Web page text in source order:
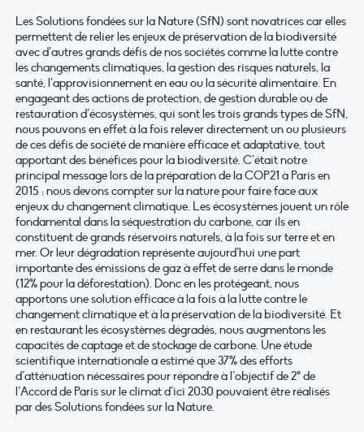
Les Solutions fondées sur la Nature (SfN) sont novatrices car elles
permettent de relier les enjeux de préservation de la biodiversité
avec d’autres grands défis de nos sociétés comme la lutte contre
les changements climatiques, la gestion des risques naturels, la
santé, l’approvisionnement en eau ou la sécurité alimentaire. En
engageant des actions de protection, de gestion durable ou de
restauration d’écosystèmes, qui sont les trois grands types de SfN,
nous pouvons en effet à la fois relever directement un ou plusieurs
de ces défis de société de manière efficace et adaptative, tout
apportant des bénéfices pour la biodiversité. C’était notre
principal message lors de la préparation de la COP21 à Paris en
2015 : nous devons compter sur la nature pour faire face aux
enjeux du changement climatique. Les écosystèmes jouent un rôle
fondamental dans la séquestration du carbone, car ils en
constituent de grands réservoirs naturels, à la fois sur terre et en
mer. Or leur dégradation représente aujourd’hui une part
importante des émissions de gaz à effet de serre dans le monde
(12% pour la déforestation). Donc en les protégeant, nous
apportons une solution efficace à la fois à la lutte contre le
changement climatique et à la préservation de la biodiversité. Et
en restaurant les écosystèmes dégradés, nous augmentons les
capacités de captage et de stockage de carbone. Une étude
scientifique internationale a estimé que 37% des efforts
d’atténuation nécessaires pour répondre à l’objectif de 2° de
l’Accord de Paris sur le climat d’ici 2030 pouvaient être réalisés
par des Solutions fondées sur la Nature.